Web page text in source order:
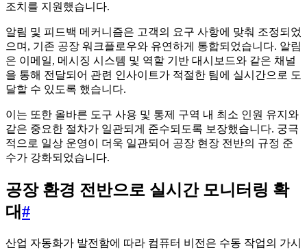
조치를 지원했습니다.
알림 및 피드백 메커니즘은 고객의 요구 사항에 맞춰 조정되었
으며, 기존 공장 워크플로우와 유연하게 통합되었습니다. 알림
은 이메일, 메시징 시스템 및 역할 기반 대시보드와 같은 채널
을 통해 전달되어 관련 인사이트가 적절한 팀에 실시간으로 도
달할 수 있도록 했습니다.
이는 또한 올바른 도구 사용 및 통제 구역 내 최소 인원 유지와
같은 중요한 절차가 일관되게 준수되도록 보장했습니다. 궁극
적으로 일상 운영이 더욱 일관되어 공장 현장 전반의 규정 준
수가 강화되었습니다.
공장 환경 전반으로 실시간 모니터링 확
대#
산업 자동화가 발전함에 따라 컴퓨터 비전은 수동 작업의 가시